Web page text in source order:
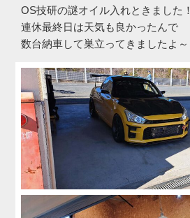
OS技研の謎オイル入れときました！
連休最終日は天気も良かったんで
数台納車して巣立ってきましたよ～